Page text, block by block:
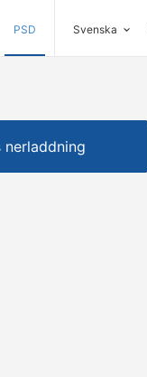
PSD Svenska
nerladdning